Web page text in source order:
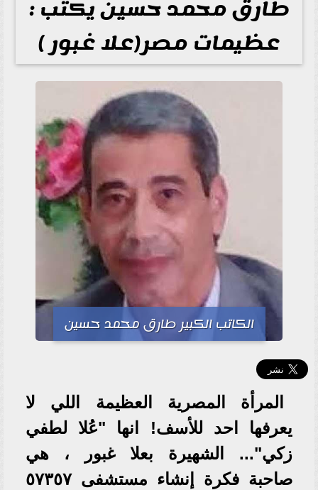
طارق محمد حسين يكتب :
عظيمات مصر(علا غبور )
الكاتب الكبير طارق محمد حسين
المرأة المصرية العظيمة اللي لا
يعرفها احد للأسف! انها "عُلا لطفي
زكي"... الشهيرة بعلا غبور ، هي
صاحبة فكرة إنشاء مستشفى ٥٧٣٥٧